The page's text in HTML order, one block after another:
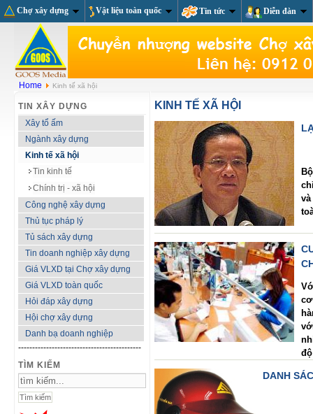
Chợ xây dựng Vật liệu toàn quốc Tin tức Diễn đàn
Home Kinh tế xã hội
TIN XÂY DỰNG
Xây tổ ấm
Ngành xây dựng
Kinh tế xã hội
Tin kinh tế
Chính trị - xã hội
Công nghệ xây dựng
Thủ tục pháp lý
Tủ sách xây dựng
Tin doanh nghiệp xây dựng
Giá VLXD tại Chợ xây dựng
Giá VLXD toàn quốc
Hỏi đáp xây dựng
Hội chợ xây dựng
Danh bạ doanh nghiệp
--------------------------------------------
TÌM KIẾM
KINH TẾ XÃ HỘI
DANH